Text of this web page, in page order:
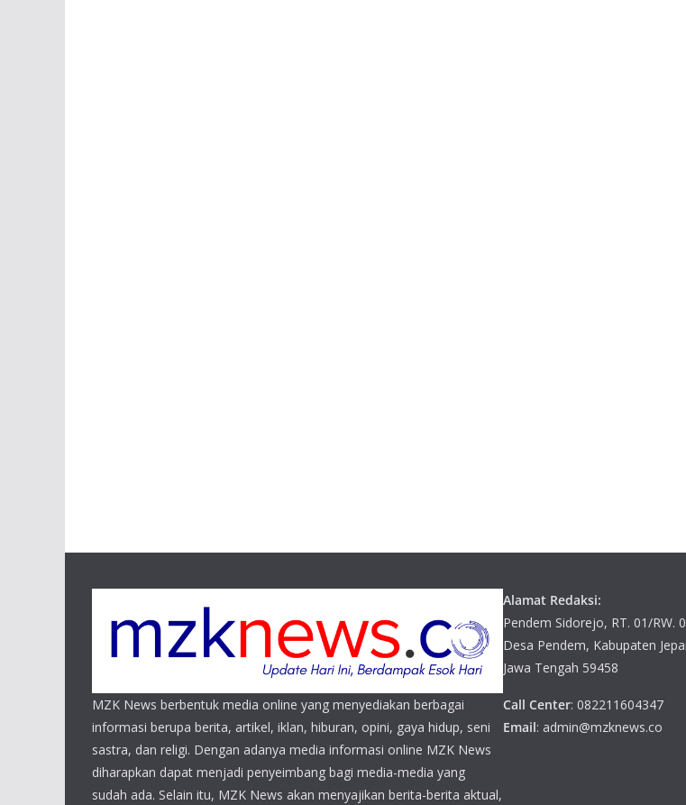
MZK News berbentuk media online yang menyediakan berbagai
informasi berupa berita, artikel, iklan, hiburan, opini, gaya hidup, seni
sastra, dan religi. Dengan adanya media informasi online MZK News
diharapkan dapat menjadi penyeimbang bagi media-media yang
sudah ada. Selain itu, MZK News akan menyajikan berita-berita aktual,
Alamat Redaksi:
Pendem Sidorejo, RT. 01/RW.
Desa Pendem, Kabupaten
Jawa Tengah 59458
Call Center: 082211604347
Email: admin@mzknews.co